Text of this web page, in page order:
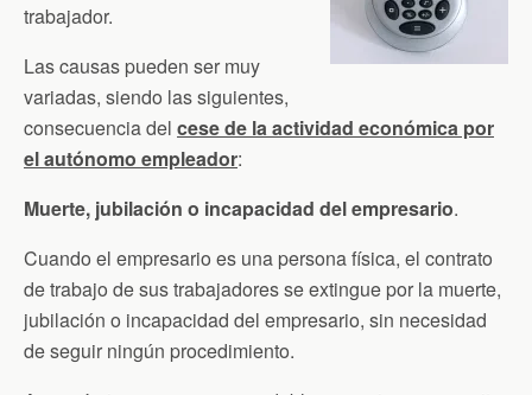
trabajador.
Las causas pueden ser muy
variadas, siendo las siguientes,
consecuencia del cese de la actividad económica por
el autónomo empleador:
Muerte, jubilación o incapacidad del empresario.
Cuando el empresario es una persona física, el contrato
de trabajo de sus trabajadores se extingue por la muerte,
jubilación o incapacidad del empresario, sin necesidad
de seguir ningún procedimiento.